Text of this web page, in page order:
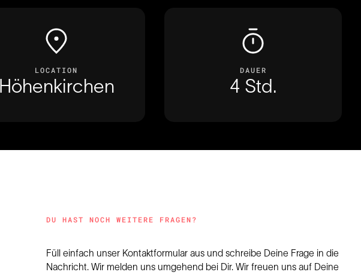
LOCATION
Höhenkirchen
DAUER
4 Std.
DU HAST NOCH WEITERE FRAGEN?
Füll einfach unser Kontaktformular aus und schreibe Deine Frage in die
Nachricht. Wir melden uns umgehend bei Dir. Wir freuen uns auf Deine